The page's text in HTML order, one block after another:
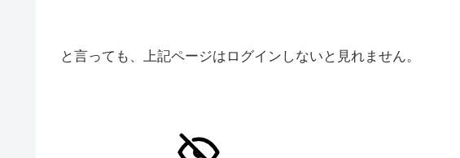
と言っても、上記ページはログインしないと見れません。